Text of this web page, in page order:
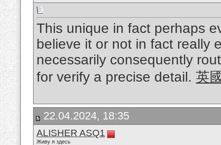
This unique in fact perhaps
believe it or not in fact really
necessarily consequently
for verify a precise detail. 英
22.04.2024, 18:35
ALISHER ASQ1
Живу я здесь